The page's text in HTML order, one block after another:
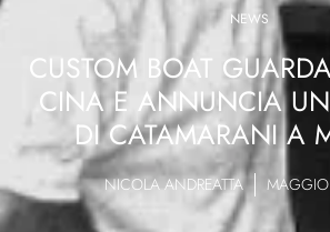
NEWS
CUSTOM BOAT
CINA E ANNUNCIA
DI CATAMARANI A
NICOLA ANDREATTA